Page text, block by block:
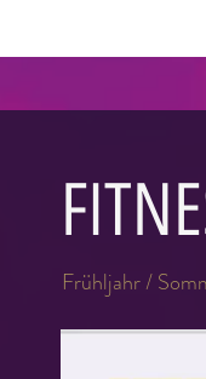
Frühljahr /